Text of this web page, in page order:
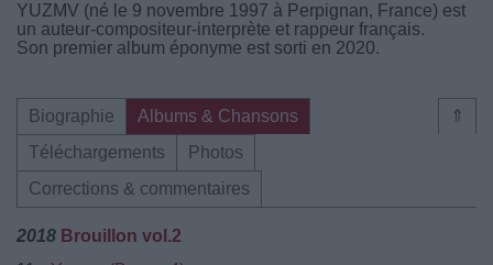
YUZMV (né le 9 novembre 1997 à Perpignan, France) est
un auteur-compositeur-interprète et rappeur français.
Son premier album éponyme est sorti en 2020.
⇑
Biographie
Albums & Chansons
Téléchargements
Photos
Corrections & commentaires
2018 Brouillon vol.2